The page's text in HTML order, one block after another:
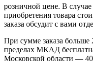
розничной цене. В
приобретения товара
заказа обсудит с вами
При сумме заказа больше
пределах МКАД
Московской области —